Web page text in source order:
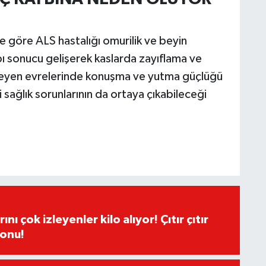
göre ALS hastalığı omurilik ve beyin
sonucu gelişerek kaslarda zayıflama ve
evrelerinde konuşma ve yutma güçlüğü
sorunlarının da ortaya çıkabileceği
çok izleyenler kilo alıyor! Çıtır çıtır